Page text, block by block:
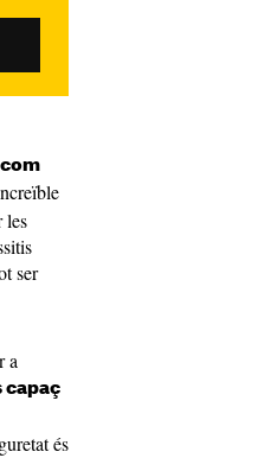
les
ser
a
capaç
és